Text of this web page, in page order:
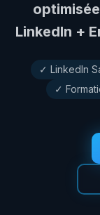
optimisée
LinkedIn +
✓ LinkedIn
✓